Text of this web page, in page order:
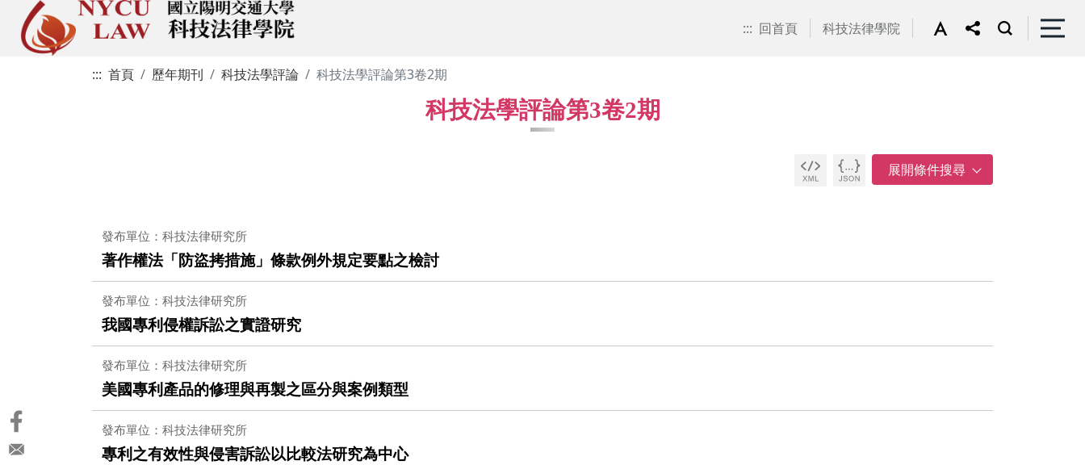
::: 回首頁 科技法律學院
::: 首頁 歷年期刊 科技法學評論 科技法學評論第3卷2期
科技法學評論第3卷2期
發布單位：科技法律研究所
著作權法「防盜拷措施」條款例外規定要點之檢討
發布單位：科技法律研究所
我國專利侵權訴訟之實證研究
發布單位：科技法律研究所
美國專利產品的修理與再製之區分與案例類型
發布單位：科技法律研究所
專利之有效性與侵害訴訟以比較法研究為中心